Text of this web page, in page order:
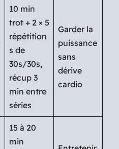
10 min
trot + 2 × 5
répétition
s de
30s/30s,
récup 3
min entre
séries
Garder la
puissance
sans
dérive
cardio
15 à 20
min